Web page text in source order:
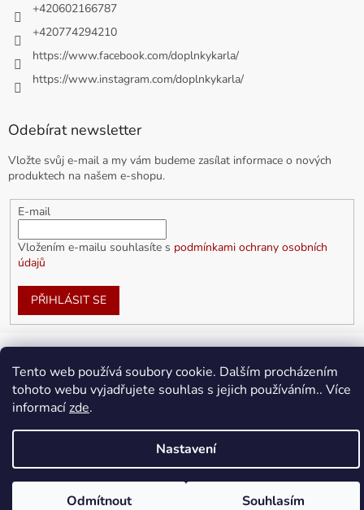
Tento web používá soubory cookie. Dalším procházením
tohoto webu vyjadřujete souhlas s jejich používáním.. Více
informacízde.
Nastavení
Odmítnout Souhlasím
+420602166787
+420774294210
https://www.facebook.com/doplnkykarla/
https://www.instagram.com/doplnkykarla/
Odebírat newsletter
Vložte svůj e-mail a my vám budeme zasílat informace o nových
produktech na našem e-shopu.
E-mail
Vložením e-mailu souhlasíte s podmínkami ochrany osobních
údajů
PŘIHLÁSIT SE
Vytvořil Shoptet